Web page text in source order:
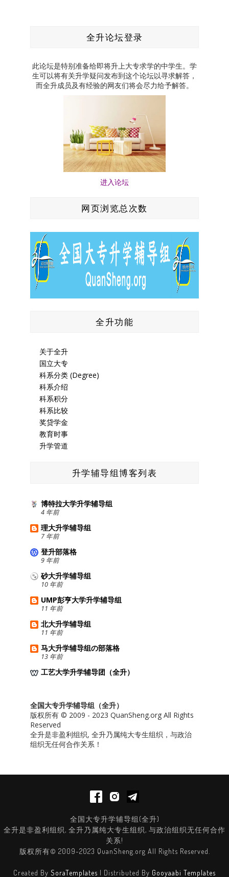
全升论坛登录
此论坛是特别准备给即将升上大专求学的中学生。学
生可以将有关升学疑问发布到这个论坛以寻求解答，
而全升成员及有经验的网友们将会尽力给予解答。
进入论坛
网页浏览总次数
全升功能
关于全升
国立大专
科系分类 (Degree)
科系介绍
科系积分
科系比较
奖贷学金
教育时事
升学管道
升学辅导组博客列表
博特拉大学升学辅导组
4 年前
理大升学辅导组
7 年前
登升部落格
9 年前
砂大升学辅导组
10 年前
UMP彭亨大学升学辅导组
11 年前
北大升学辅导组
11 年前
马大升学辅导组の部落格
13 年前
工艺大学升学辅导团（全升）
全国大专升学辅导组（全升）
版权所有 © 2009 - 2023 QuanSheng.org All Rights
Reserved
全升是非盈利组织, 全升乃属纯大专生组织，与政治
组织无任何合作关系！
全国大专升学辅导组(全升)
全升是非盈利组织, 全升乃属纯大专生组织, 与政治组织无任何合作
关系!
版权所有© 2009-2023 QuanSheng.org All Rights Reserved.
Created By SoraTemplates | Distributed By Gooyaabi Templates